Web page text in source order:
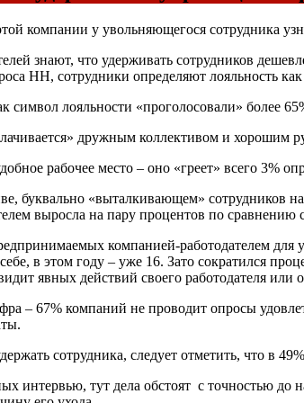
компании у увольняющегося сотрудника
знают, что удерживать сотрудников
НН, сотрудники определяют лояльность
символ лояльности «проголосовали» более
дружным коллективом и хорошим
рабочее место – оно «греет» всего 3%
буквально «выталкивающем» сотрудников
выросла на пару процентов по сравнению
компанией-работодателем
в этом году – уже 16. Зато сократился
явных действий своего работодателя
– 67% компаний не проводит опросы
сотрудника, следует отметить, что в
интервью, тут дела обстоят с точностью